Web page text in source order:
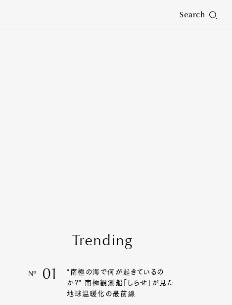
Search
Trending
Nº 01
“南極の海で何が起きているの
か?” 南極観測船「しらせ」が見た
地球温暖化の最前線